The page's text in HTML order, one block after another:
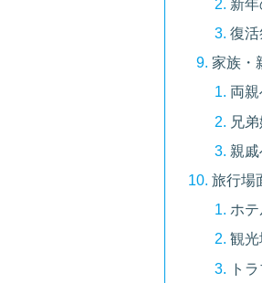
復活
家族・
両
兄
親
旅行場
ホ
観光
ト